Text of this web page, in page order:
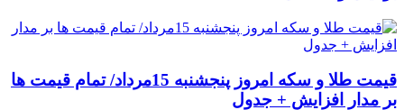
قیمت طلا و سکه امروز پنجشنبه 15مرداد/ تمام قیمت ها
بر مدار افزایش + جدول